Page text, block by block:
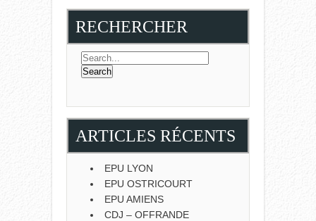
RECHERCHER
ARTICLES RÉCENTS
EPU LYON
EPU OSTRICOURT
EPU AMIENS
CDJ – OFFRANDE